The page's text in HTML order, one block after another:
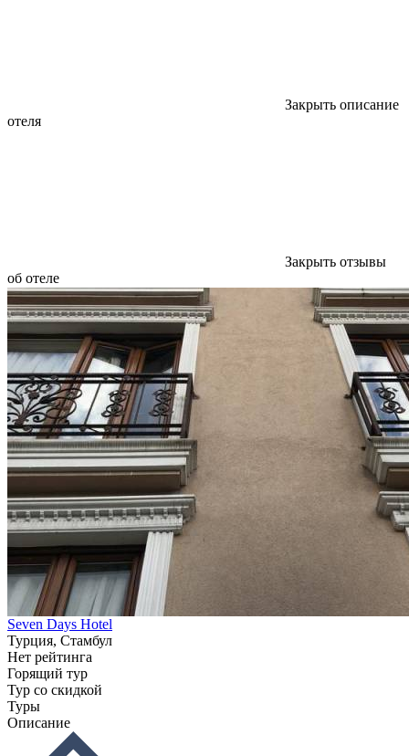
Закрыть описание
отеля
Закрыть отзывы
об отеле
Seven Days Hotel
Турция, Стамбул
Нет рейтинга
Горящий тур
Тур со скидкой
Туры
Описание